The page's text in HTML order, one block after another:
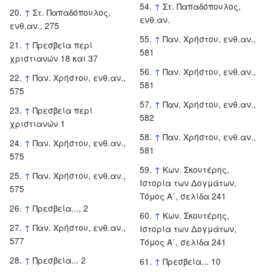
↑ Στ. Παπαδόπουλος,
ενθ.αν., 275
↑ Πρεσβεία περί
χριστιανών 18 και 37
↑ Παν. Χρήστου, ενθ.αν.,
575
↑ Πρεσβεία περί
χριστιανών 1
↑ Παν. Χρήστου, ενθ.αν.,
575
↑ Παν. Χρήστου, ενθ.αν.,
575
↑ Πρεσβεία..., 2
↑ Παν. Χρήστου, ενθ.αν.,
577
↑ Πρεσβεία... 2
↑ Στ. Παπαδόπουλος,
ενθ.αν.
↑ Παν. Χρήστου, ενθ.αν.,
581
↑ Παν. Χρήστου, ενθ.αν.,
581
↑ Παν. Χρήστου, ενθ.αν.,
582
↑ Παν. Χρήστου, ενθ.αν.,
581
↑ Κων. Σκουτέρης,
Ιστορία των Δογμάτων,
Τόμος Α΄, σελίδα 241
↑ Κων. Σκουτέρης,
Ιστορία των Δογμάτων,
Τόμος Α΄, σελίδα 241
↑ Πρεσβεία... 10